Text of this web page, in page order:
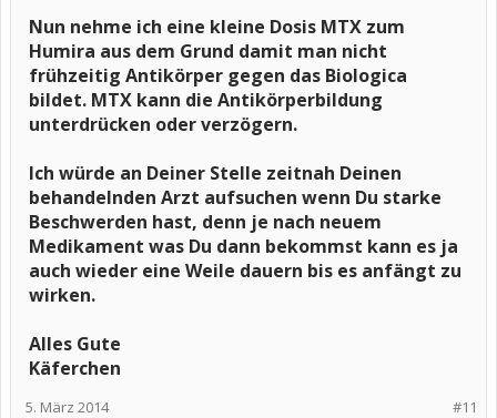
Nun nehme ich eine kleine Dosis MTX zum
Humira aus dem Grund damit man nicht
frühzeitig Antikörper gegen das Biologica
bildet. MTX kann die Antikörperbildung
unterdrücken oder verzögern.
Ich würde an Deiner Stelle zeitnah Deinen
behandelnden Arzt aufsuchen wenn Du starke
Beschwerden hast, denn je nach neuem
Medikament was Du dann bekommst kann es ja
auch wieder eine Weile dauern bis es anfängt zu
wirken.
Alles Gute
Käferchen
#11
5. März 2014